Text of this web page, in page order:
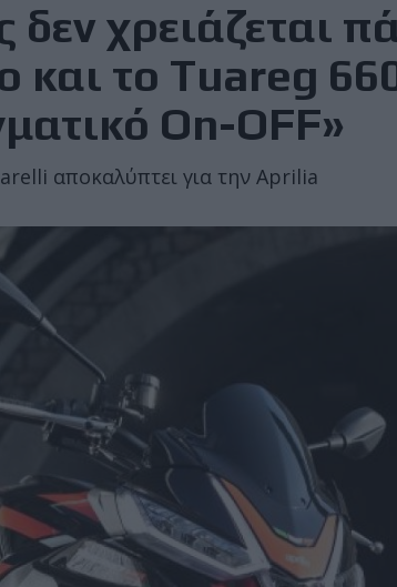
δεν χρειάζεται
και το Tuareg
On-OFF»
αποκαλύπτει για την Aprilia